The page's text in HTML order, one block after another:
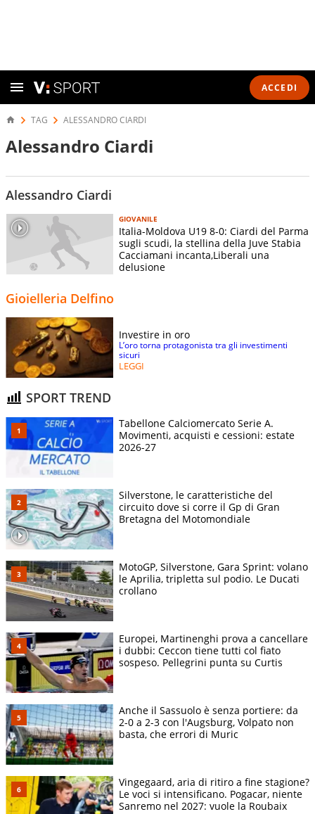
ACCEDI
TAG ALESSANDRO CIARDI
Alessandro Ciardi
Alessandro Ciardi
GIOVANILE
Italia-Moldova U19 8-0: Ciardi del Parma
sugli scudi, la stellina della Juve Stabia
Cacciamani incanta,Liberali una
delusione
Gioielleria Delfino
Investire in oro
L’oro torna protagonista tra gli investimenti
sicuri
LEGGI
SPORT TREND
Tabellone Calciomercato Serie A.
Movimenti, acquisti e cessioni: estate
2026-27
Silverstone, le caratteristiche del
circuito dove si corre il Gp di Gran
Bretagna del Motomondiale
MotoGP, Silverstone, Gara Sprint: volano
le Aprilia, tripletta sul podio. Le Ducati
crollano
Europei, Martinenghi prova a cancellare
i dubbi: Ceccon tiene tutti col fiato
sospeso. Pellegrini punta su Curtis
Anche il Sassuolo è senza portiere: da
2-0 a 2-3 con l'Augsburg, Volpato non
basta, che errori di Muric
Vingegaard, aria di ritiro a fine stagione?
Le voci si intensificano. Pogacar, niente
Sanremo nel 2027: vuole la Roubaix